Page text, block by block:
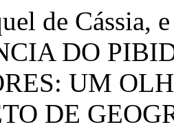
de Cássia,
DO
UM
DE